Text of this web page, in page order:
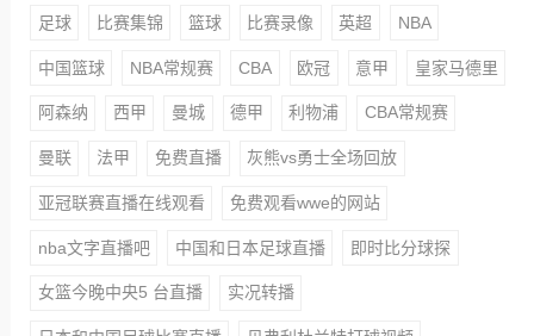
足球 比赛集锦 篮球 比赛录像 英超 NBA
中国篮球 NBA常规赛 CBA 欧冠 意甲 皇家马德里
阿森纳 西甲 曼城 德甲 利物浦 CBA常规赛
曼联 法甲 免费直播 灰熊vs勇士全场回放
亚冠联赛直播在线观看 免费观看wwe的网站
nba文字直播吧 中国和日本足球直播 即时比分球探
女篮今晚中央5 台直播 实况转播